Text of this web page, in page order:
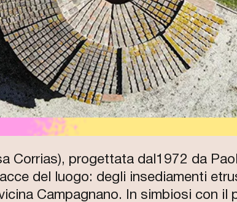
Corrias), progettata dal1972 da
del luogo: degli insediamenti
Campagnano. In simbiosi con il